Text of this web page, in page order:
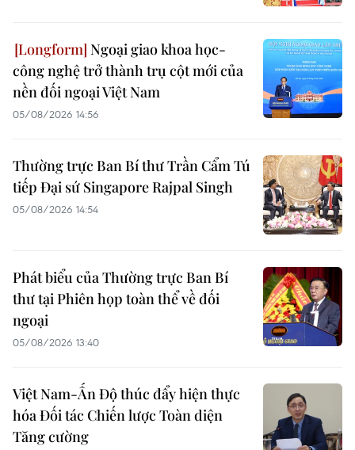
Ngoại giao khoa học-
công nghệ trở thành trụ cột mới của
nền đối ngoại Việt Nam
05/08/2026 14:56
Thường trực Ban Bí thư Trần Cẩm Tú
tiếp Đại sứ Singapore Rajpal Singh
05/08/2026 14:54
Phát biểu của Thường trực Ban Bí
thư tại Phiên họp toàn thể về đối
ngoại
05/08/2026 13:40
Việt Nam-Ấn Độ thúc đẩy hiện thực
hóa Đối tác Chiến lược Toàn diện
Tăng cường